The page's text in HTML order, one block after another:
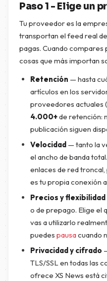
Paso 1 - Elige un
Tu proveedor es la
transportan el feed real
pagas. Cuando
cosas que más importan
Retención — hasta
artículos en los
proveedores actuales
4.000+de retención:
publicación siguen
Velocidad — tanto la
el ancho de banda
enlaces de red
es tu propia conexión
Precios y flexibilidad
o de prepago. Elige el
vas a utilizarlo
puedes pausacuando
Privacidad y cifrado
TLS/SSL en todas las
ofrece XS News está